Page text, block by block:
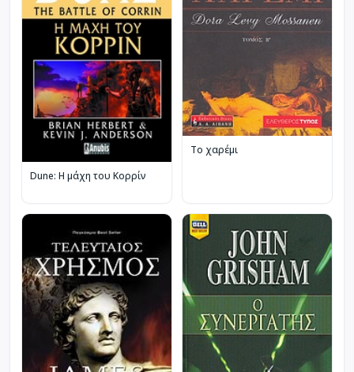
Dune: Η μάχη του Κορρίν
Το χαρέμι